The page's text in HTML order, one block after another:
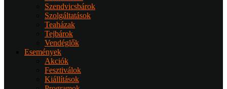
Szendvicsbárok
Szolgáltatások
Teaházak
Tejbárok
Vendéglők
Események
Akciók
Fesztiválok
Kiállítások